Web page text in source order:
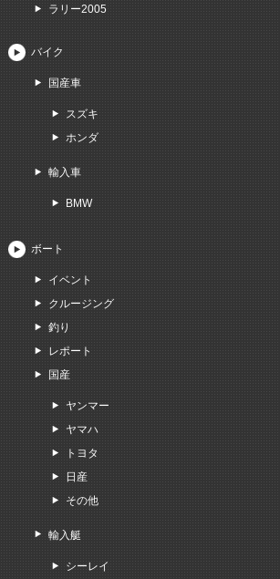
ラリー2005
バイク
国産車
スズキ
ホンダ
輸入車
BMW
ボート
イベント
クルージング
釣り
レポート
国産
ヤンマー
ヤマハ
トヨタ
日産
その他
輸入艇
シーレイ